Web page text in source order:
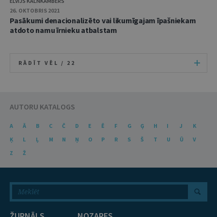
26. OKTOBRIS 2021
Pasākumi denacionalizēto vai likumīgajam īpašniekam
atdoto namu īrnieku atbalstam
RĀDĪT VĒL / 22
AUTORU KATALOGS
A Ā B C Č D E Ē F G Ģ H I J
K
Ķ
L Ļ M N Ņ O P R S Š T U Ū
V
Z
Ž